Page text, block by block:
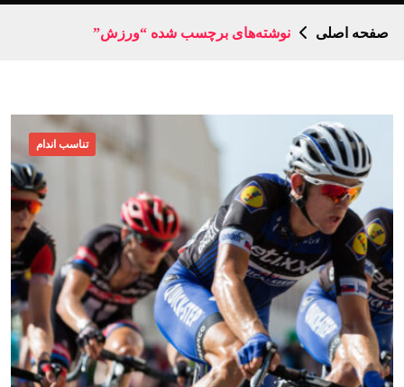
صفحه اصلی نوشته‌های برچسب شده “ورزش”
تناسب اندام